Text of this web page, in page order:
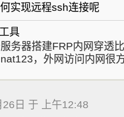
实现远程ssh连接呢
具
务器搭建FRP内网穿透
，外网访问内网很
26日 于 上午12:48